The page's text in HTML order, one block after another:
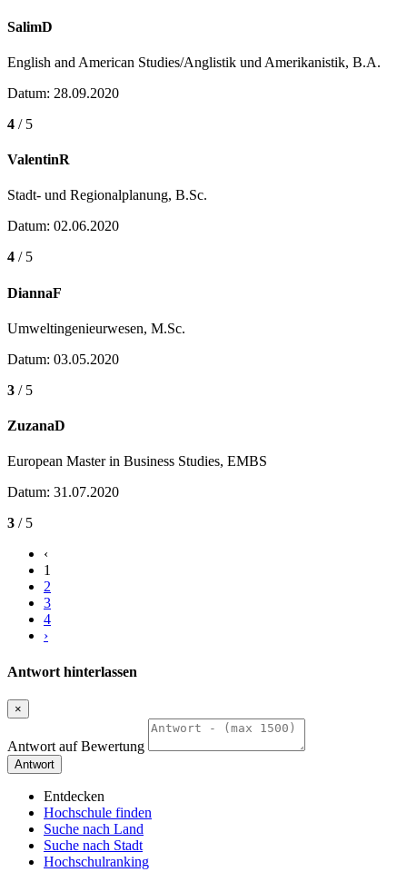
SalimD
English and American Studies/Anglistik und Amerikanistik, B.A.
Datum: 28.09.2020
4 / 5
ValentinR
Stadt- und Regionalplanung, B.Sc.
Datum: 02.06.2020
4 / 5
DiannaF
Umweltingenieurwesen, M.Sc.
Datum: 03.05.2020
3 / 5
ZuzanaD
European Master in Business Studies, EMBS
Datum: 31.07.2020
3 / 5
‹
1
2
3
4
›
Antwort hinterlassen
×
Antwort auf Bewertung
Antwort
Entdecken
Hochschule finden
Suche nach Land
Suche nach Stadt
Hochschulranking